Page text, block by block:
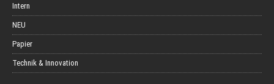
Intern
NEU
Papier
Technik & Innovation